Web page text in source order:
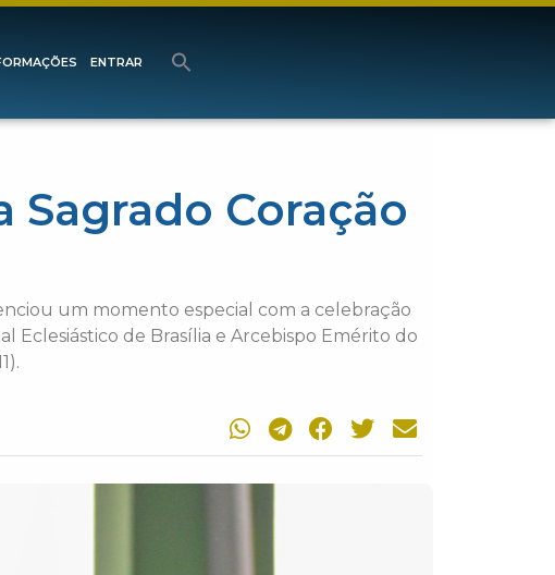
ENTRAR
Sagrado Coração
um momento especial com a celebração
Eclesiástico de Brasília e Arcebispo Emérito do